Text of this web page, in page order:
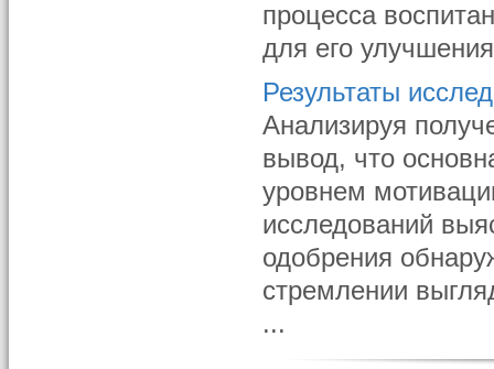
процесса
для его
Результаты
Анализируя
вывод, что
уровнем
исследований
одобрения
стремлении
...